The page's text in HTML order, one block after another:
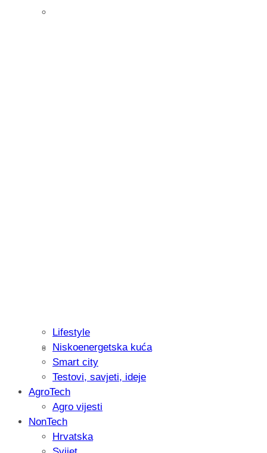
Isprobali smo: Thermostar
Lifestyle
Niskoenergetska kuća
Smart city
Testovi, savjeti, ideje
AgroTech
Agro vijesti
NonTech
Hrvatska